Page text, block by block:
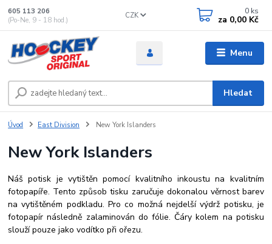
Menu
CZK
Hledat
605 113 206
(Po-Ne, 9 - 18 hod.)
0 ks
za 0,00 Kč
Úvod East Division New York Islanders
New York Islanders
Náš potisk je vytištěn pomocí kvalitního inkoustu na kvalitním
fotopapíře. Tento způsob tisku zaručuje dokonalou věrnost barev
na vytištěném podkladu. Pro co možná nejdelší výdrž potisku, je
fotopapír následně zalaminován do fólie. Čáry kolem na potisku
slouží pouze jako vodítko při ořezu.